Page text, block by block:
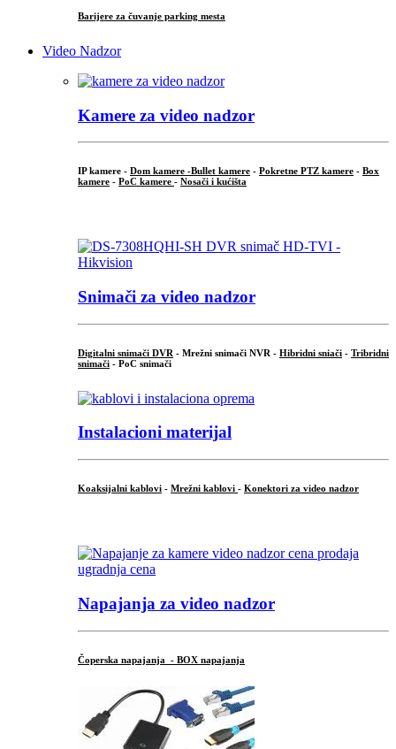
Barijere za čuvanje parking mesta
Video Nadzor
Kamere za video nadzor
IP kamere - Dom kamere -Bullet kamere - Pokretne PTZ kamere - Box
kamere - PoC kamere - Nosači i kućišta
Snimači za video nadzor
Digitalni snimači DVR - Mrežni snimači NVR - Hibridni sniači - Tribridni
snimači - PoC snimači
Instalacioni materijal
Koaksijalni kablovi - Mrežni kablovi - Konektori za video nadzor
Napajanja za video nadzor
Čoperska napajanja - BOX napajanja